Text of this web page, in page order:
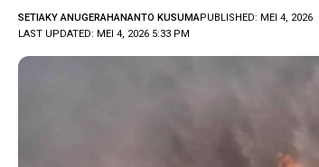
LAST UPDATED: MEI 4, 2026 5:33 PM
SETIAKY ANUGERAHANANTO KUSUMAPUBLISHED: MEI 4, 2026